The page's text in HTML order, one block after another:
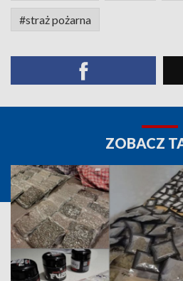
#straż pożarna
ZOBACZ